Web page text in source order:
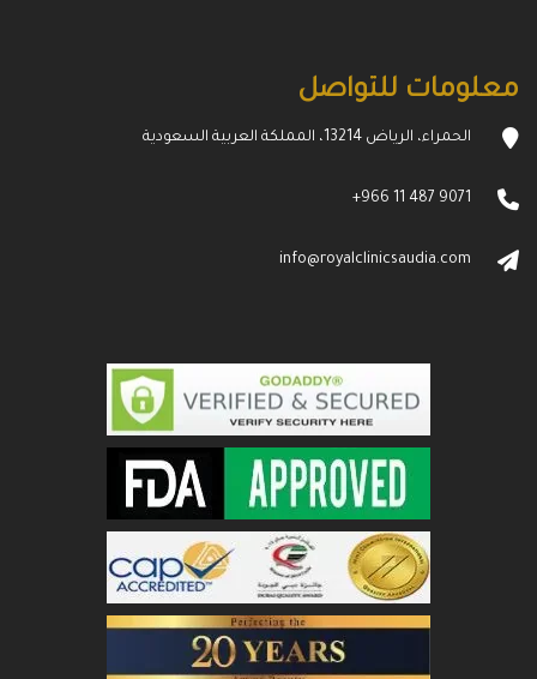
معلومات للتواصل
الحمراء، الرياض 13214، المملكة العربية السعودية
+966 11 487 9071
info@royalclinicsaudia.com